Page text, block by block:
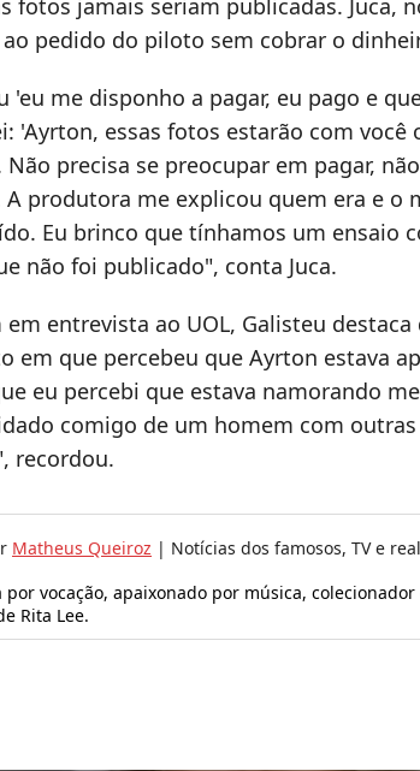
fotos jamais seriam publicadas. Juca,
pedido do piloto sem cobrar o
'eu me disponho a pagar, eu pago e
'Ayrton, essas fotos estarão com você
Não precisa se preocupar em pagar,
A produtora me explicou quem era e o
Eu brinco que tínhamos um ensaio
não foi publicado", conta Juca.
em entrevista ao UOL, Galisteu
em que percebeu que Ayrton estava
eu percebi que estava namorando
comigo de um homem com
recordou.
Matheus Queiroz | Notícias dos famosos, TV e
por vocação, apaixonado por música, colecionador
Rita Lee.